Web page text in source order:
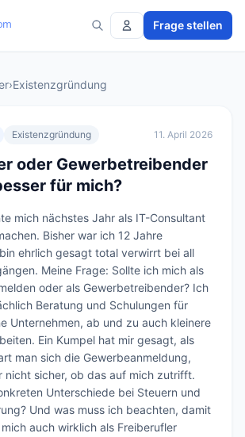
Frage stellen
›Existenzgründung
Existenzgründung 11. April 2026
oder Gewerbetreibender
für mich?
mich nächstes Jahr als IT-Consultant
Bisher war ich 12 Jahre
ehrlich gesagt total verwirrt bei all
Meine Frage: Sollte ich mich als
oder als Gewerbetreibender? Ich
Beratung und Schulungen für
Unternehmen, ab und zu auch kleinere
Ein Kumpel hat mir gesagt, als
man sich die Gewerbeanmeldung,
nicht sicher, ob das auf mich zutrifft.
Unterschiede bei Steuern und
Und was muss ich beachten, damit
auch wirklich als Freiberufler